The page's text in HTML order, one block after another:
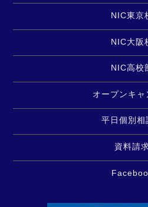
NIC東京
NIC大阪
NIC高校
オープンキャ
平日個別相
資料請